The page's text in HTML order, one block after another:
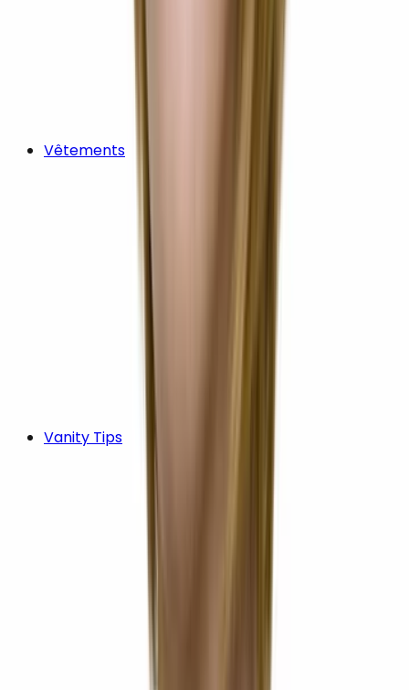
Vêtements
Vanity Tips